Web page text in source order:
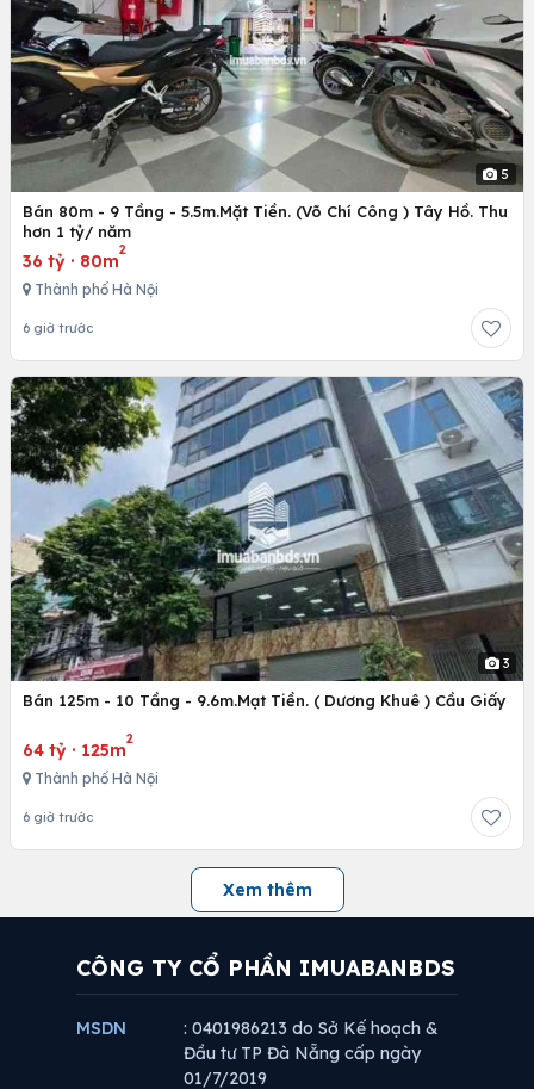
5
Bán 80m - 9 Tầng - 5.5m.Mặt Tiền. (Võ Chí Công ) Tây Hồ. Thu
hơn 1 tỷ/ năm
36 tỷ · 80m
2
Thành phố Hà Nội
6 giờ trước
3
Bán 125m - 10 Tầng - 9.6m.Mạt Tiền. ( Dương Khuê ) Cầu Giấy
64 tỷ · 125m
2
Thành phố Hà Nội
6 giờ trước
Xem thêm
CÔNG TY CỔ PHẦN IMUABANBDS
MSDN
: 0401986213 do Sở Kế hoạch &
Đầu tư TP Đà Nẵng cấp ngày
01/7/2019